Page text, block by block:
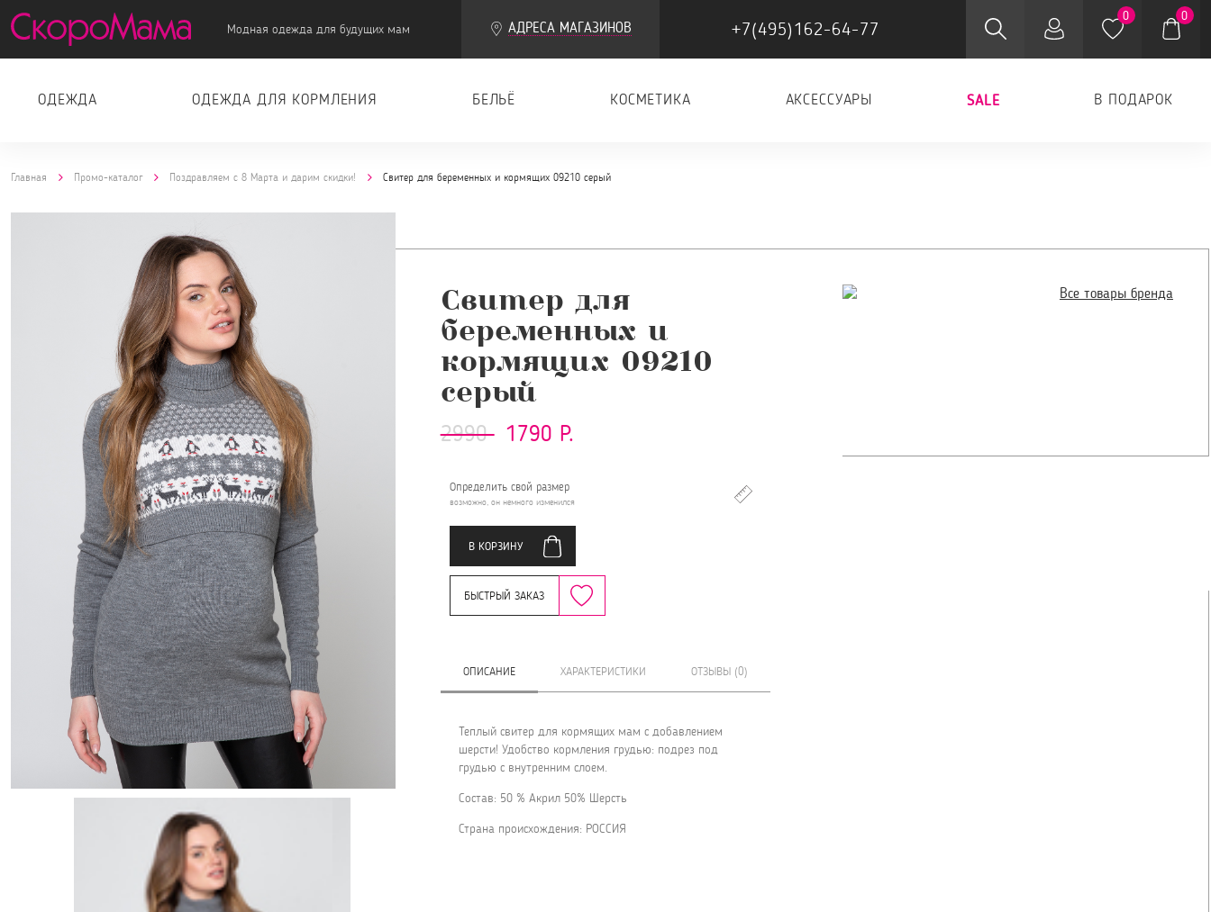
Модная одежда для будущих мам АДРЕСА МАГАЗИНОВ +7(495)162-64-77
0 0
ОДЕЖДА ОДЕЖДА ДЛЯ КОРМЛЕНИЯ БЕЛЬЁ КОСМЕТИКА АКСЕССУАРЫ SALE В ПОДАРОК
Главная Промо-каталог Поздравляем с 8 Марта и дарим скидки! Свитер для беременных и кормящих 09210 серый
Свитер для
беременных и
кормящих 09210
серый
2990 1790 Р.
Определить свой размер
возможно, он немного изменился
В КОРЗИНУ
БЫСТРЫЙ ЗАКАЗ
ОПИСАНИЕ ХАРАКТЕРИСТИКИ ОТЗЫВЫ (0)
Теплый свитер для кормящих мам с добавлением
шерсти! Удобство кормления грудью: подрез под
грудью с внутренним слоем.
Состав: 50 % Акрил 50% Шерсть
Страна происхождения: РОССИЯ
Все товары бренда